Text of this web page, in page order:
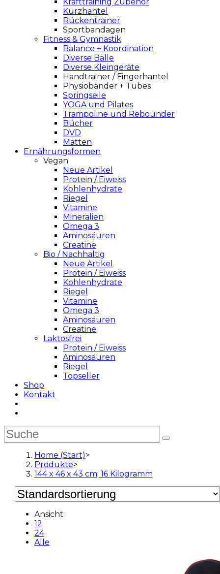
Kurzhantel
Rückentrainer
Sportbandagen
Fitness & Gymnastik
Balance + Koordination
Diverse Bälle
Diverse Kleingeräte
Handtrainer / Fingerhantel
Physiobänder + Tubes
Springseile
YOGA und Pilates
Trampoline und Rebounder
Bücher
DVD
Matten
Ernährungsformen
Vegan
Neue Artikel
Protein / Eiweiss
Kohlenhydrate
Riegel
Vitamine
Mineralien
Omega 3
Aminosäuren
Creatine
Bio / Nachhaltig
Neue Artikel
Protein / Eiweiss
Kohlenhydrate
Riegel
Vitamine
Omega 3
Aminosäuren
Creatine
Laktosfrei
Protein / Eiweiss
Aminosäuren
Riegel
Topseller
Shop
Kontakt
Home (Start)>
Produkte>
144 x 46 x 43 cm; 16 Kilogramm
Ansicht:
12
24
Alle